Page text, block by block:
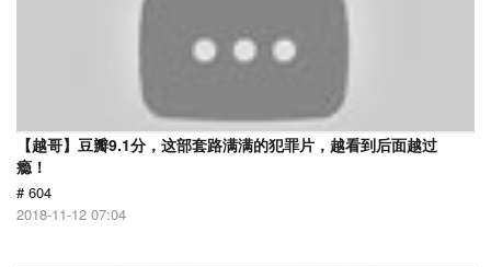
【越哥】豆瓣9.1分，这部套路满满的犯罪片，越看到后面越过
瘾！
# 604
2018-11-12 07:04